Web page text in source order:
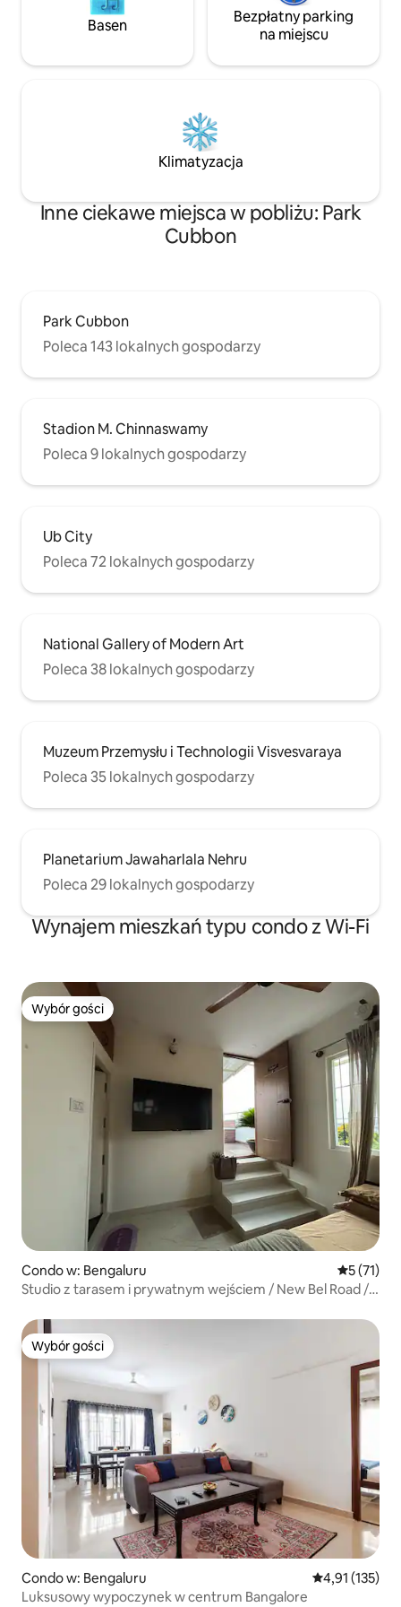
Basen
Bezpłatny parking
na miejscu
Klimatyzacja
Inne ciekawe miejsca w pobliżu: Park
Cubbon
Park Cubbon
Poleca 143 lokalnych gospodarzy
Stadion M. Chinnaswamy
Poleca 9 lokalnych gospodarzy
Ub City
Poleca 72 lokalnych gospodarzy
National Gallery of Modern Art
Poleca 38 lokalnych gospodarzy
Muzeum Przemysłu i Technologii Visvesvaraya
Poleca 35 lokalnych gospodarzy
Planetarium Jawaharlala Nehru
Poleca 29 lokalnych gospodarzy
Wynajem mieszkań typu condo z Wi-Fi
Wybór gości
Wybór gości
Condo w: Bengaluru Średnia
5 (71)
Studio z tarasem i prywatnym wejściem / New Bel Road /
Wybór gości
Wybór gości
Condo w: Bengaluru Średnia
4,91 (135)
Luksusowy wypoczynek w centrum Bangalore